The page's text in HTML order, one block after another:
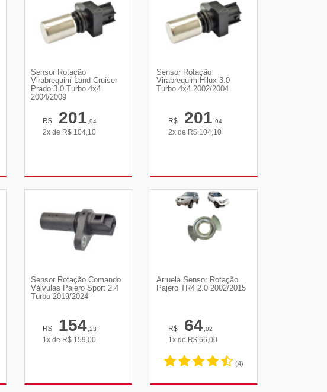
Sensor Rotação
Virabrequim Land Cruiser
Prado 3.0 Turbo 4x4
2004/2009
R$ 201,94
2x de R$ 104,10
Sensor Rotação
Virabrequim Hilux 3.0
Turbo 4x4 2002/2004
R$ 201,94
2x de R$ 104,10
Sensor Rotação Comando
Válvulas Pajero Sport 2.4
Turbo 2019/2024
R$ 154,23
1x de R$ 159,00
Arruela Sensor Rotação
Pajero TR4 2.0 2002/2015
R$ 64,02
1x de R$ 66,00
(4)